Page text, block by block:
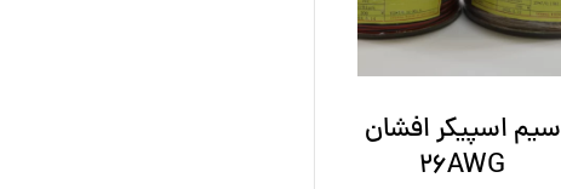
سیم اسپیکر افشان
26AWG